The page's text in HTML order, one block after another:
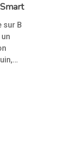
sur B